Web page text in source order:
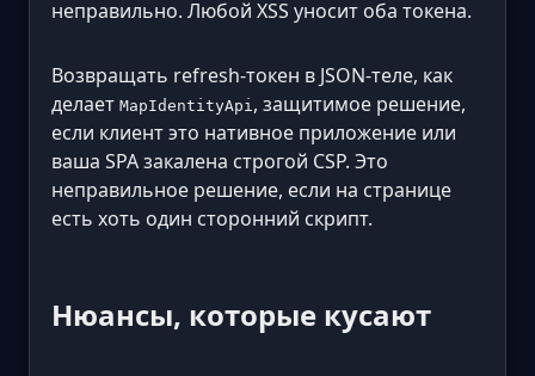
неправильно. Любой XSS уносит оба токена.
Возвращать refresh-токен в JSON-теле, как
делает MapIdentityApi, защитимое решение,
если клиент это нативное приложение или
ваша SPA закалена строгой CSP. Это
неправильное решение, если на странице
есть хоть один сторонний скрипт.
Нюансы, которые кусают